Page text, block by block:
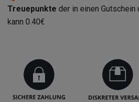
Treuepunkte der in einen
kann 0.40€